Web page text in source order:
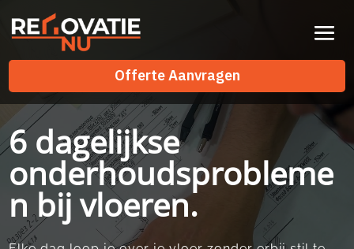
Offerte Aanvragen
Offerte Aanvragen
6 dagelijkse
onderhoudsprobleme
n bij vloeren.